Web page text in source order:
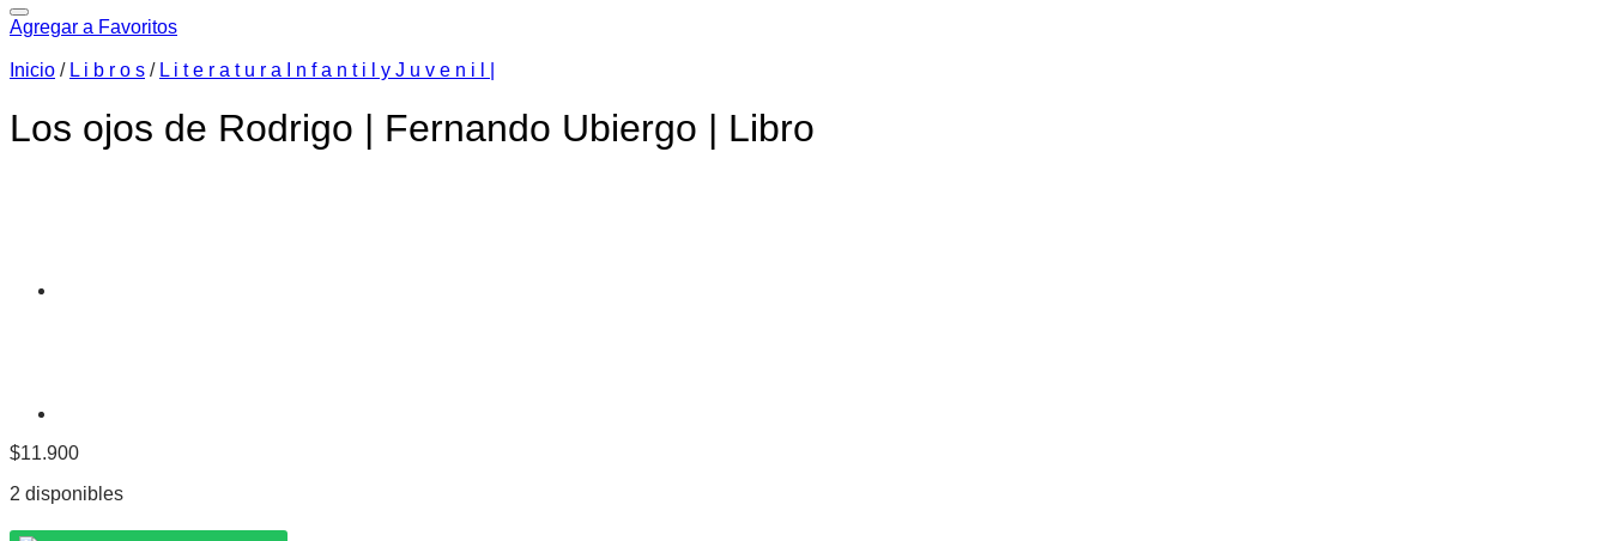
Agregar a Favoritos
Inicio / L i b r o s / L i t e r a t u r a I n f a n t i l y J u v e n i l |
Los ojos de Rodrigo | Fernando Ubiergo | Libro
$11.900
2 disponibles